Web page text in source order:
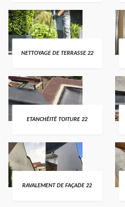
NETTOYAGE DE TERRASSE 22
ETANCHÉITÉ TOITURE 22
RAVALEMENT DE FAÇADE 22